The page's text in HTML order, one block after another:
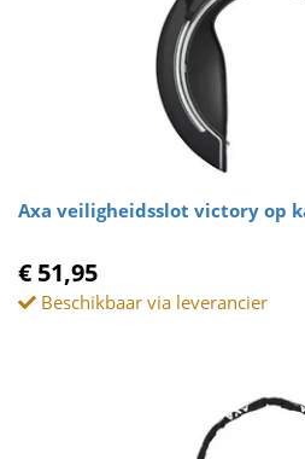
Axa veiligheidsslot victory op
€ 51,95
Beschikbaar via leverancier